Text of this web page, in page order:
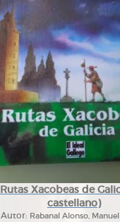
Rutas Xacobeas de
castellano)
Autor: Rabanal Alonso,